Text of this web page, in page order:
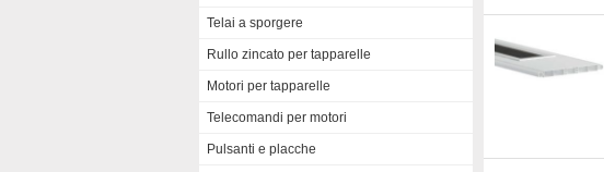
Telai a sporgere
Rullo zincato per tapparelle
Motori per tapparelle
Telecomandi per motori
Pulsanti e placche